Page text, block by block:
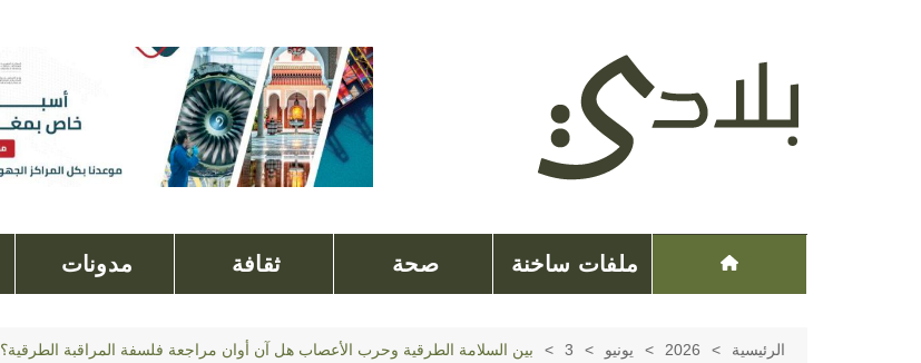
ملفات ساخنة صحة ثقافة مدونات
الرئيسية 2026 يونيو 3 بين السلامة الطرقية وحرب الأعصاب هل آن أوان مراجعة فلسفة المراقبة الطرقية؟